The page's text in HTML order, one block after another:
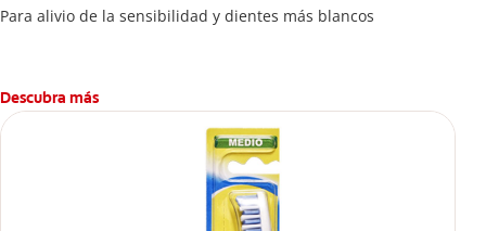
Para alivio de la sensibilidad y dientes más blancos
Descubra más